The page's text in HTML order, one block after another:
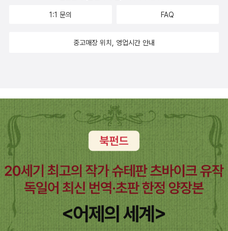
1:1 문의 FAQ
중고매장 위치, 영업시간 안내